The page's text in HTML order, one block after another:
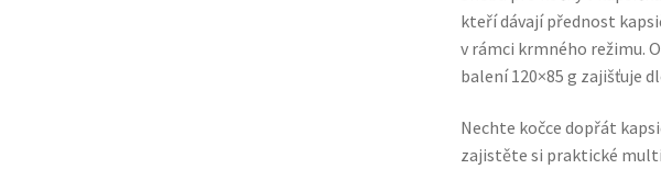
kteří dávají přednost
v rámci krmného režimu.
balení 120×85 g zajišťuje
Nechte kočce dopřát
zajistěte si praktické